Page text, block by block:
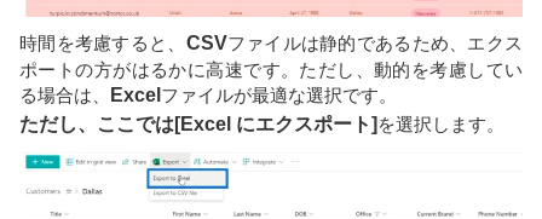
時間を考慮すると、 CSVファイルは静的であるため、エクス
ポートの方がはるかに高速です。ただし、動的を考慮してい
る場合は、
Excel ファイルが最適な選択です。
ただし、ここでは[Excel にエクスポート] を選択します。